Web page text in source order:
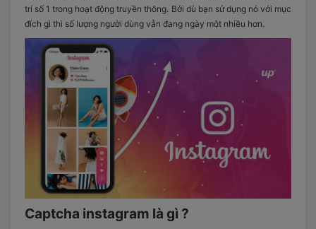
trí số 1 trong hoạt động truyền thông. Bởi dù bạn sử dụng nó với mục
đích gì thì số lượng người dùng vẫn đang ngày một nhiều hơn.
Captcha instagram là gì ?